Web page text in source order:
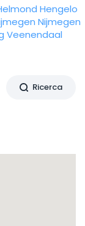
Hengelo
Nijmegen
Veenendaal
Ricerca